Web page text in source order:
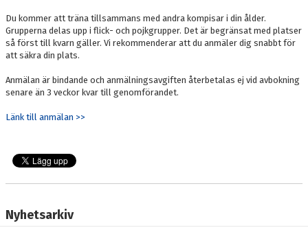
Du kommer att träna tillsammans med andra kompisar i din ålder.
Grupperna delas upp i flick- och pojkgrupper. Det är begränsat med platser
så först till kvarn gäller. Vi rekommenderar att du anmäler dig snabbt för
att säkra din plats.
Anmälan är bindande och anmälningsavgiften återbetalas ej vid avbokning
senare än 3 veckor kvar till genomförandet.
Länk till anmälan >>
Nyhetsarkiv